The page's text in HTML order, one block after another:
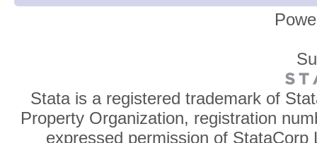
Stata is a registered trademark of
Property Organization, registration
expressed permission of